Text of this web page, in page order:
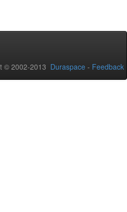
© 2002-2013 Duraspace - Feedback